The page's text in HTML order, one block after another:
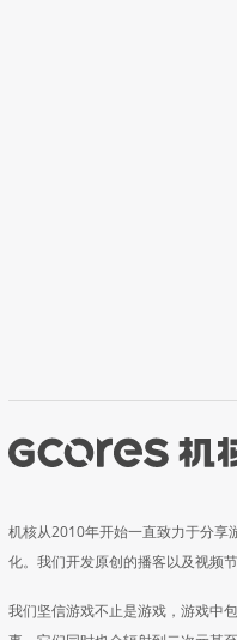
机核从2010年开始一直致力于分享
化。我们开发原创的播客以及视频
我们坚信游戏不止是游戏，游戏中